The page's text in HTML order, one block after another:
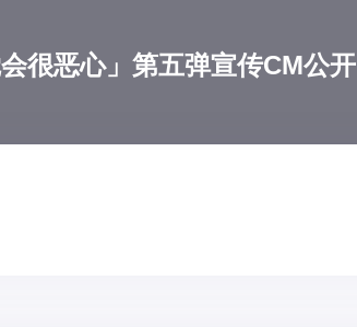
很恶心」第五弹宣传CM公开